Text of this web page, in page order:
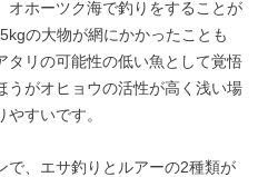
オホーツク海で釣りをすることが
の大物が網にかかったことも
タリの可能性の低い魚として覚悟
うがオヒョウの活性が高く浅い場
すいです。
で、エサ釣りとルアーの2種類が